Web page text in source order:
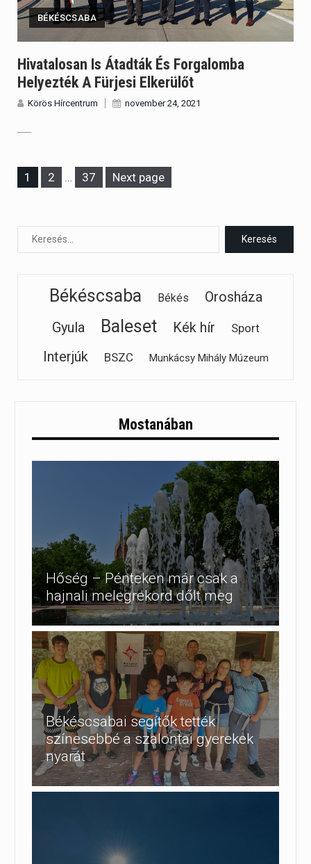
BÉKÉSCSABA
Hivatalosan Is Átadták És Forgalomba
Helyezték A Fürjesi Elkerülőt
Körös Hírcentrum november 24, 2021
Page
1 Page
2 … Page
37 Next page
Békéscsaba Békés
Orosháza
Gyula
Baleset Kék hír Sport
Interjúk BSZC Munkácsy Mihály Múzeum
Mostanában
Hőség – Pénteken már csak a
hajnali melegrekord dőlt meg
Békéscsabai segítők tették
színesebbé a szalontai gyerekek
nyarát